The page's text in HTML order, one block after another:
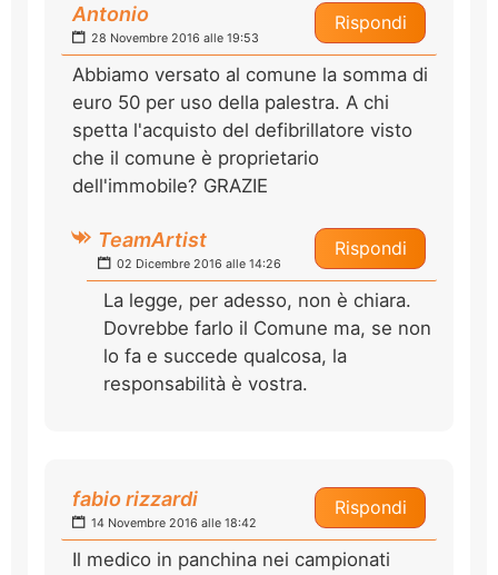
Rispondi
Antonio
28 Novembre 2016 alle 19:53
Abbiamo versato al comune la somma di
euro 50 per uso della palestra. A chi
spetta l'acquisto del defibrillatore visto
che il comune è proprietario
dell'immobile? GRAZIE
Rispondi
TeamArtist
02 Dicembre 2016 alle 14:26
La legge, per adesso, non è chiara.
Dovrebbe farlo il Comune ma, se non
lo fa e succede qualcosa, la
responsabilità è vostra.
Rispondi
fabio rizzardi
14 Novembre 2016 alle 18:42
Il medico in panchina nei campionati